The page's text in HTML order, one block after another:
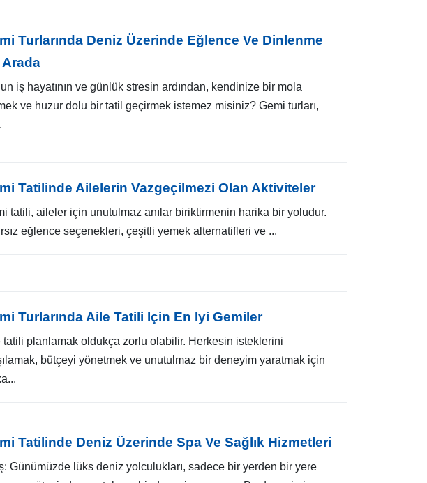
Turlarında Deniz Üzerinde Eğlence Ve Dinlenme
Arada
iş hayatının ve günlük stresin ardından, kendinize bir mola
ve huzur dolu bir tatil geçirmek istemez misiniz? Gemi turları,
Tatilinde Ailelerin Vazgeçilmezi Olan Aktiviteler
tatili, aileler için unutulmaz anılar biriktirmenin harika bir yoludur.
eğlence seçenekleri, çeşitli yemek alternatifleri ve ...
Turlarında Aile Tatili Için En Iyi Gemiler
tatili planlamak oldukça zorlu olabilir. Herkesin isteklerini
bütçeyi yönetmek ve unutulmaz bir deneyim yaratmak için
Tatilinde Deniz Üzerinde Spa Ve Sağlık Hizmetleri
Günümüzde lüks deniz yolculukları, sadece bir yerden bir yere